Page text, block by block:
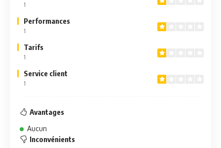
1
Performances
1
Tarifs
1
Service client
1
Avantages
Aucun
Inconvénients